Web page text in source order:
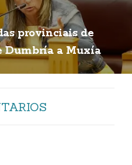
provinciais de
Dumbría a Muxía